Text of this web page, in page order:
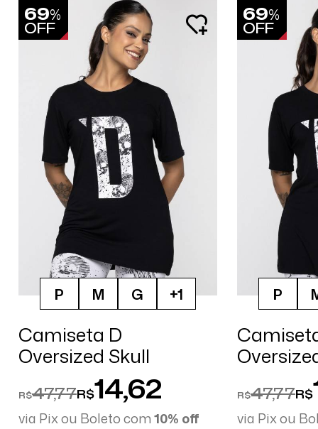
69%
OFF
P M G +1
Camiseta D
Oversized Skull
R$47,77R$14,62
via Pix ou Boleto com10% off
69%
OFF
P
R$47,77R$
via Pix ou